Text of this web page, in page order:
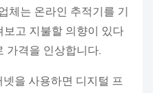
체는 온라인 추적기를 기
고 지불할 의향이 있다
가격을 인상합니다.
을 사용하면 디지털 프